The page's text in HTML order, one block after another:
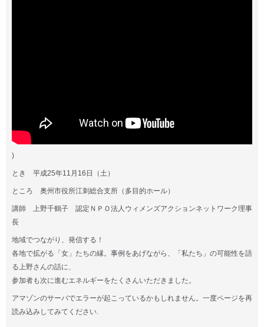
)
とき 平成25年11月16日（土）
ところ 奥州市役所江刺総合支所（多目的ホール）
講師 上野千鶴子 認定ＮＰＯ法人ウィメンズアクションネットワーク理事
長
地域でつながり、発信する！
各地で拡がる「女」たちの縁。事例をあげながら、「私たち」の可能性を語
る上野さんの話に、
参加者も次に進むエネルギーをたくさんいただきました。
アマゾンのサーバでエラーが起こっているかもしれません。一度ページを再
読み込みしてみてください.